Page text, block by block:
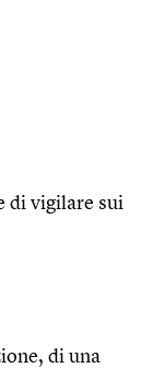
di vigilare sui
di una